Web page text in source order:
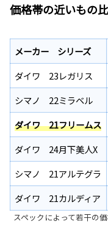
価格帯の近いもの
メーカー シリーズ
ダイワ 23レガリス
シマノ 22ミラベル
ダイワ 21フリームス
ダイワ 24月下美人X
シマノ 21アルテグラ
ダイワ 21カルディア
スペックによって若干の価